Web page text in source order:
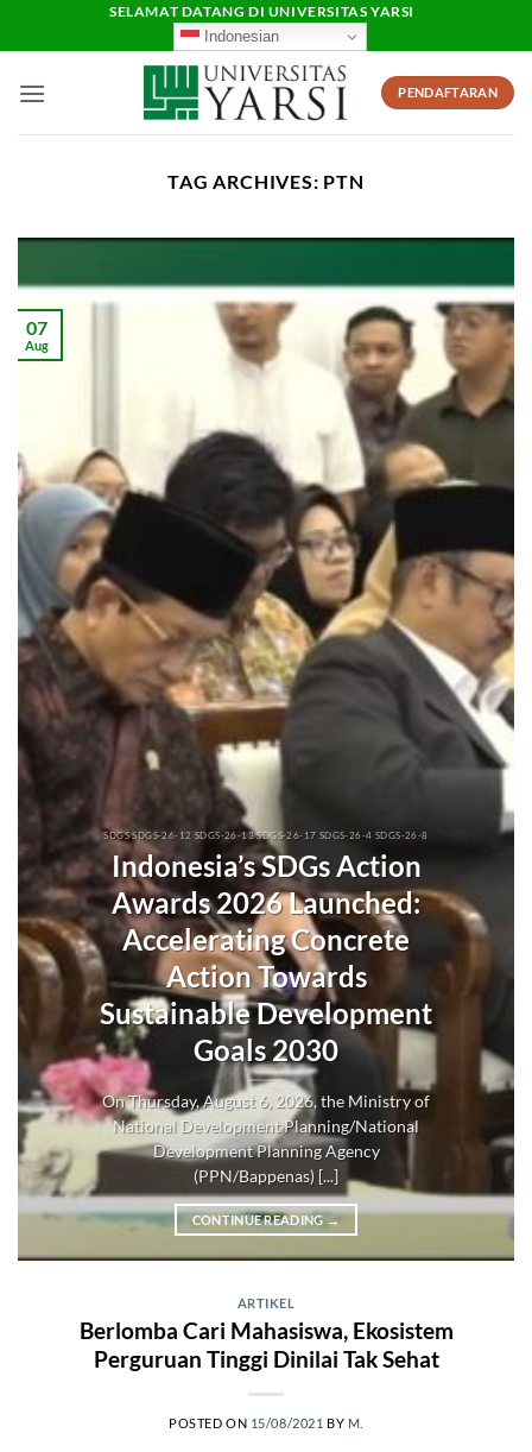
SELAMAT DATANG DI UNIVERSITAS YARSI
Indonesian
PENDAFTARAN
TAG ARCHIVES: PTN
SDGS SDGS-26-12 SDGS-26-13 SDGS-26-17 SDGS-26-4 SDGS-26-8
Indonesia’s SDGs Action
Awards 2026 Launched:
Accelerating Concrete
Action Towards
Sustainable Development
Goals 2030
On Thursday, August 6, 2026, the Ministry of
National Development Planning/National
Development Planning Agency
(PPN/Bappenas) [...]
CONTINUE READING →
07
Aug
ARTIKEL
Berlomba Cari Mahasiswa, Ekosistem
Perguruan Tinggi Dinilai Tak Sehat
POSTED ON 15/08/2021 BY M.